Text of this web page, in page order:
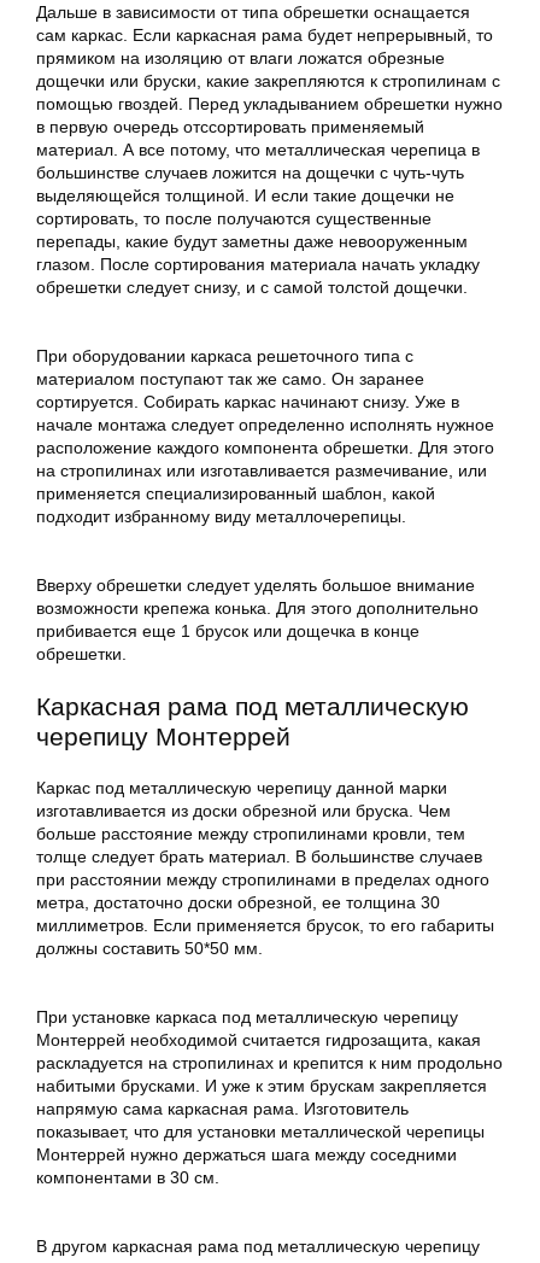
Дальше в зависимости от типа обрешетки оснащается
сам каркас. Если каркасная рама будет непрерывный, то
прямиком на изоляцию от влаги ложатся обрезные
дощечки или бруски, какие закрепляются к стропилинам с
помощью гвоздей. Перед укладыванием обрешетки нужно
в первую очередь отссортировать применяемый
материал. А все потому, что металлическая черепица в
большинстве случаев ложится на дощечки с чуть-чуть
выделяющейся толщиной. И если такие дощечки не
сортировать, то после получаются существенные
перепады, какие будут заметны даже невооруженным
глазом. После сортирования материала начать укладку
обрешетки следует снизу, и с самой толстой дощечки.
При оборудовании каркаса решеточного типа с
материалом поступают так же само. Он заранее
сортируется. Собирать каркас начинают снизу. Уже в
начале монтажа следует определенно исполнять нужное
расположение каждого компонента обрешетки. Для этого
на стропилинах или изготавливается размечивание, или
применяется специализированный шаблон, какой
подходит избранному виду металлочерепицы.
Вверху обрешетки следует уделять большое внимание
возможности крепежа конька. Для этого дополнительно
прибивается еще 1 брусок или дощечка в конце
обрешетки.
Каркасная рама под металлическую
черепицу Монтеррей
Каркас под металлическую черепицу данной марки
изготавливается из доски обрезной или бруска. Чем
больше расстояние между стропилинами кровли, тем
толще следует брать материал. В большинстве случаев
при расстоянии между стропилинами в пределах одного
метра, достаточно доски обрезной, ее толщина 30
миллиметров. Если применяется брусок, то его габариты
должны составить 50*50 мм.
При установке каркаса под металлическую черепицу
Монтеррей необходимой считается гидрозащита, какая
раскладуется на стропилинах и крепится к ним продольно
набитыми брусками. И уже к этим брускам закрепляется
напрямую сама каркасная рама. Изготовитель
показывает, что для установки металлической черепицы
Монтеррей нужно держаться шага между соседними
компонентами в 30 см.
В другом каркасная рама под металлическую черепицу